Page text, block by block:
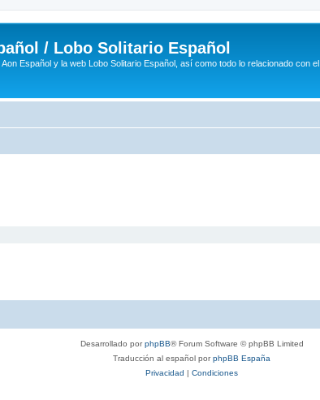
/ Lobo Solitario Español
Español y la web Lobo Solitario Español, así como todo lo relacionado con el
Desarrollado porphpBB® Forum Software © phpBB Limited
Traducción al español porphpBB España
Privacidad | Condiciones